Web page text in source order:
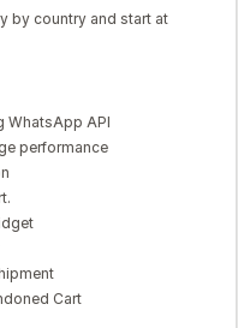
by country and start at
WhatsApp API
performance
Cart